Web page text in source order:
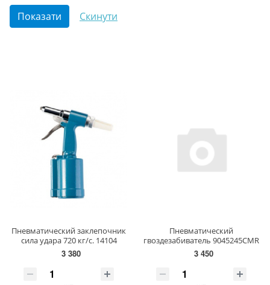
Пневматический заклепочник
cила удара 720 кг/с. 14104
3 380
Пневматический
гвоздезабиватель 9045245CMR
3 450